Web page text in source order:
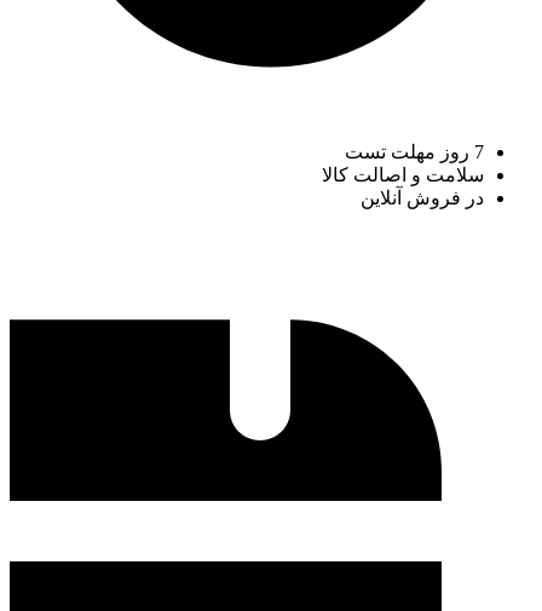
7 روز مهلت تست
سلامت و اصالت کالا
در فروش آنلاین